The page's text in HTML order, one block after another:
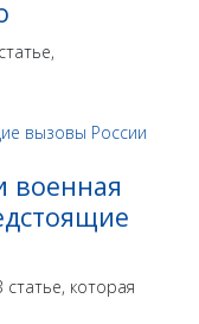
военная
которая